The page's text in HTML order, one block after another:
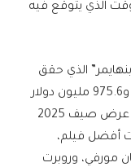
الذي يتوقع فيه
الذي حقق
328.9 مليون دولار في شباك التذاكر المحلي و975.6 مليون دولار
على مستوى العالم. كما حصد العمل الذي عرض صيف 2025
أوسكار لفئات أفضل فيلم،
مورفي، وروبرت